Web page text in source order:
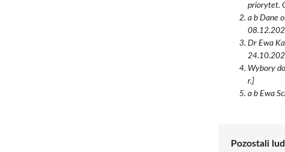
priorytet.
a b Dane
Dr Ewa
Wybory
r.]
a b Ewa
Pozostali